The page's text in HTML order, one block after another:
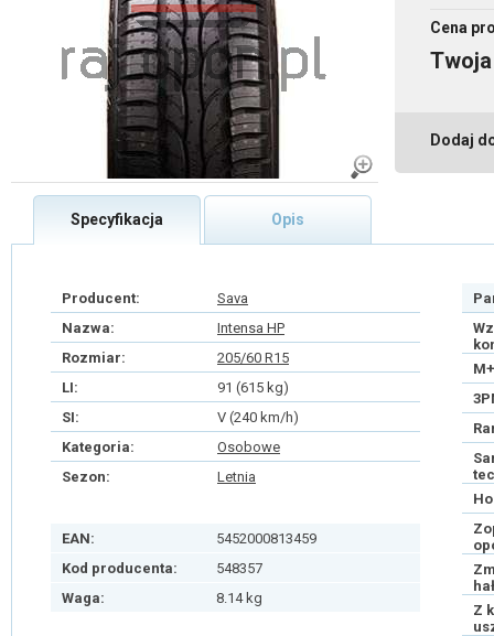
Cena
Dodaj
Specyfikacja Opis
Producent:
Sava
Nazwa:
Intensa HP
Rozmiar:
205/60 R15
LI:
91 (615 kg)
SI:
V (240 km/h)
Kategoria:
Osobowe
Sezon:
Letnia
EAN:
5452000813459
Kod producenta:
548357
Waga:
8.14 kg
Z